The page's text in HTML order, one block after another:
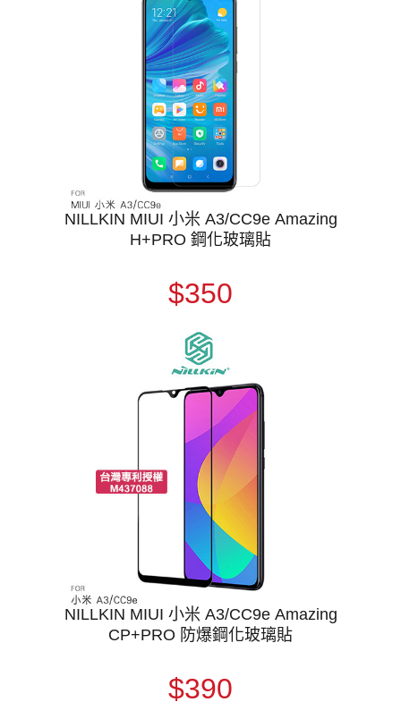
NILLKIN MIUI 小米 A3/CC9e Amazing
H+PRO 鋼化玻璃貼
$350
NILLKIN MIUI 小米 A3/CC9e Amazing
CP+PRO 防爆鋼化玻璃貼
$390